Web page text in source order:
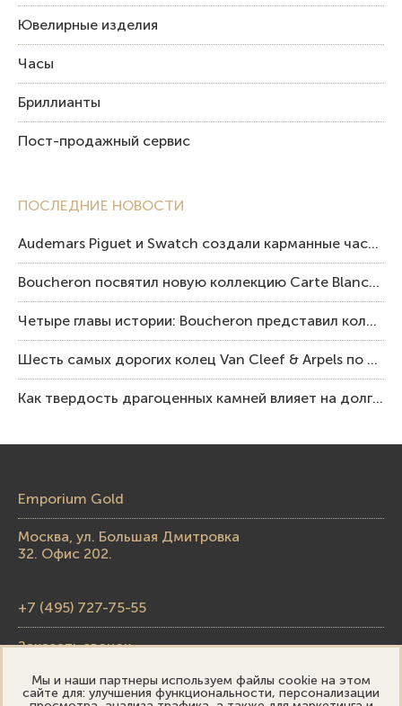
ПОСЛЕДНИЕ НОВОСТИ
Audemars Piguet и Swatch создали карманные часы в эстетике Royal Oak и Pop Art
Boucheron посвятил новую коллекцию Carte Blanche Human Being человеку и силе мастерства
Четыре главы истории: Boucheron представил коллекцию «Nom: Boucheron, Prénom: Frédéric»
Шесть самых дорогих колец Van Cleef & Arpels по итогам аукционов Sotheby’s
Как твердость драгоценных камней влияет на долговечность ювелирных изделий
Ювелирные изделия
Часы
Бриллианты
Пост-продажный сервис
Emporium Gold
Москва, ул. Большая Дмитровка
32. Офис 202.
+7 (495) 727-75-55
Заказать звонок
skupka@emporiumgold.com
Мы и наши партнеры используем файлы cookie на этом
сайте для: улучшения функциональности, персонализации